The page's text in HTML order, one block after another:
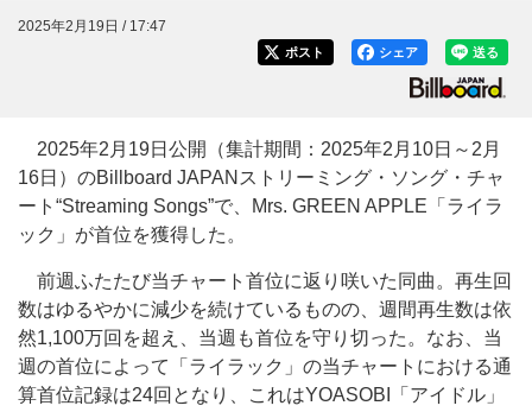
2025年2月19日 / 17:47
送る
シェア
ポスト
2025年2月19日公開（集計期間：2025年2月10日～2月
16日）のBillboard JAPANストリーミング・ソング・チャ
ート“Streaming Songs”で、Mrs. GREEN APPLE「ライラ
ック」が首位を獲得した。
前週ふたたび当チャート首位に返り咲いた同曲。再生回
数はゆるやかに減少を続けているものの、週間再生数は依
然1,100万回を超え、当週も首位を守り切った。なお、当
週の首位によって「ライラック」の当チャートにおける通
算首位記録は24回となり、これはYOASOBI「アイドル」